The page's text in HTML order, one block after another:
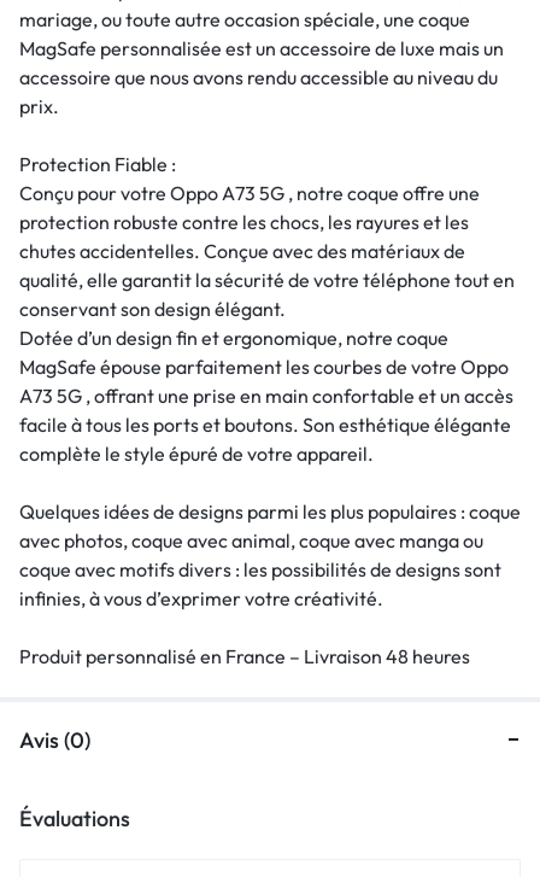
mariage, ou toute autre occasion spéciale, une coque
MagSafe personnalisée est un accessoire de luxe mais un
accessoire que nous avons rendu accessible au niveau du
prix.
Protection Fiable :
Conçu pour votre Oppo A73 5G , notre coque offre une
protection robuste contre les chocs, les rayures et les
chutes accidentelles. Conçue avec des matériaux de
qualité, elle garantit la sécurité de votre téléphone tout en
conservant son design élégant.
Dotée d’un design fin et ergonomique, notre coque
MagSafe épouse parfaitement les courbes de votre Oppo
A73 5G , offrant une prise en main confortable et un accès
facile à tous les ports et boutons. Son esthétique élégante
complète le style épuré de votre appareil.
Quelques idées de designs parmi les plus populaires : coque
avec photos, coque avec animal, coque avec manga ou
coque avec motifs divers : les possibilités de designs sont
infinies, à vous d’exprimer votre créativité.
Produit personnalisé en France – Livraison 48 heures
Avis (0)
Évaluations